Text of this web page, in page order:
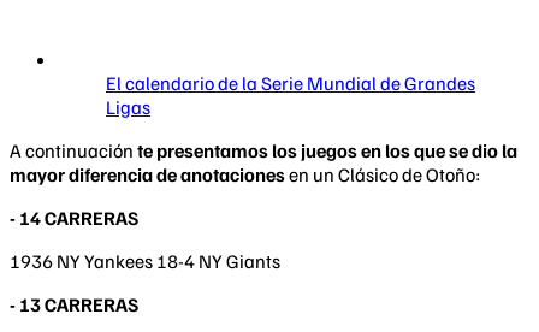
El calendario de la Serie Mundial de Grandes
Ligas
A continuación te presentamos los juegos en los que se dio la
mayor diferencia de anotacionesen un Clásico de Otoño:
- 14 CARRERAS
1936 NY Yankees 18-4 NY Giants
- 13 CARRERAS